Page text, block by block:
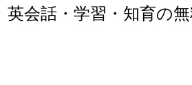
英会話・学習・知育の